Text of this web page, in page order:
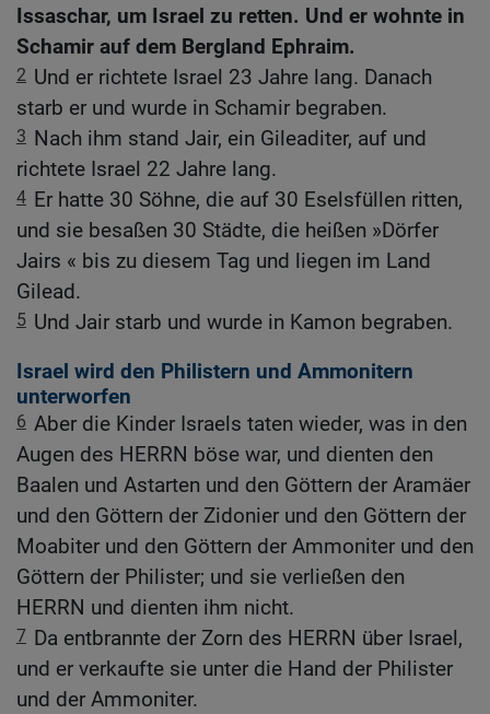
Issaschar, um Israel zu retten. Und er wohnte in
Schamir auf dem Bergland Ephraim.
2 Und er richtete Israel 23 Jahre lang. Danach
starb er und wurde in Schamir begraben.
3 Nach ihm stand Jair, ein Gileaditer, auf und
richtete Israel 22 Jahre lang.
4 Er hatte 30 Söhne, die auf 30 Eselsfüllen ritten,
und sie besaßen 30 Städte, die heißen »Dörfer
Jairs « bis zu diesem Tag und liegen im Land
Gilead.
5 Und Jair starb und wurde in Kamon begraben.
Israel wird den Philistern und Ammonitern
unterworfen
6 Aber die Kinder Israels taten wieder, was in den
Augen des HERRN böse war, und dienten den
Baalen und Astarten und den Göttern der Aramäer
und den Göttern der Zidonier und den Göttern der
Moabiter und den Göttern der Ammoniter und den
Göttern der Philister; und sie verließen den
HERRN und dienten ihm nicht.
7 Da entbrannte der Zorn des HERRN über Israel,
und er verkaufte sie unter die Hand der Philister
und der Ammoniter.